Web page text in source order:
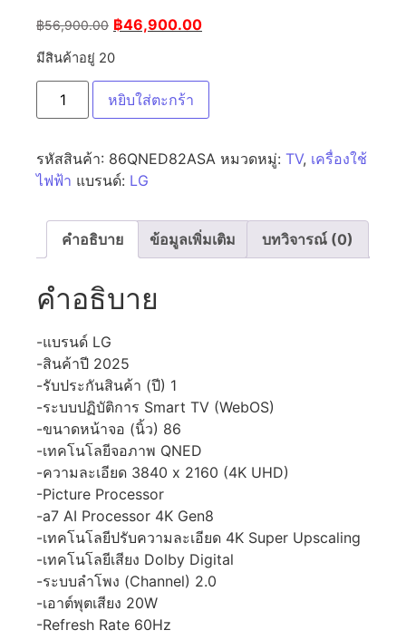
฿56,900.00 ฿46,900.00
มีสินค้าอยู่ 20
หยิบใส่ตะกร้า
รหัสสินค้า: 86QNED82ASA หมวดหมู่: TV, เครื่องใช้
ไฟฟ้า แบรนด์: LG
คำอธิบาย ข้อมูลเพิ่มเติม บทวิจารณ์ (0)
คำอธิบาย
-แบรนด์ LG
-สินค้าปี 2025
-รับประกันสินค้า (ปี) 1
-ระบบปฏิบัติการ Smart TV (WebOS)
-ขนาดหน้าจอ (นิ้ว) 86
-เทคโนโลยีจอภาพ QNED
-ความละเอียด 3840 x 2160 (4K UHD)
-Picture Processor
-a7 AI Processor 4K Gen8
-เทคโนโลยีปรับความละเอียด 4K Super Upscaling
-เทคโนโลยีเสียง Dolby Digital
-ระบบลำโพง (Channel) 2.0
-เอาต์พุตเสียง 20W
-Refresh Rate 60Hz